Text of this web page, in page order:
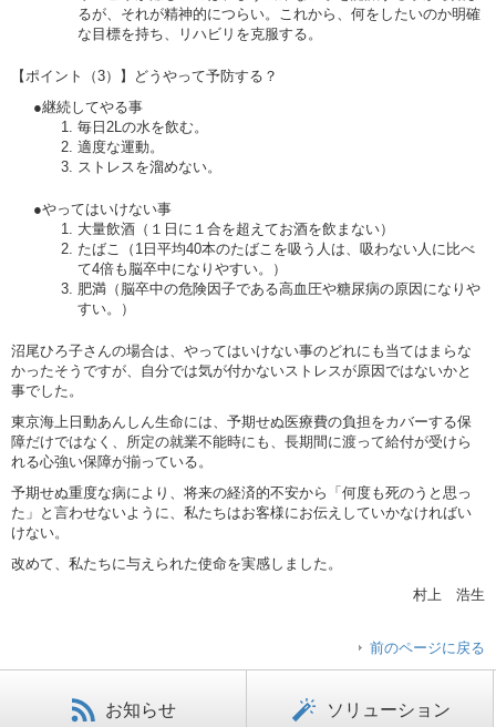
るが、それが精神的につらい。これから、何をしたいのか明確
な目標を持ち、リハビリを克服する。
【ポイント（3）】どうやって予防する？
●継続してやる事
毎日2Lの水を飲む。
適度な運動。
ストレスを溜めない。
●やってはいけない事
大量飲酒（１日に１合を超えてお酒を飲まない）
たばこ（1日平均40本のたばこを吸う人は、吸わない人に比べ
て4倍も脳卒中になりやすい。）
肥満（脳卒中の危険因子である高血圧や糖尿病の原因になりや
すい。）
沼尾ひろ子さんの場合は、やってはいけない事のどれにも当てはまらな
かったそうですが、自分では気が付かないストレスが原因ではないかと
事でした。
東京海上日動あんしん生命には、予期せぬ医療費の負担をカバーする保
障だけではなく、所定の就業不能時にも、長期間に渡って給付が受けら
れる心強い保障が揃っている。
予期せぬ重度な病により、将来の経済的不安から「何度も死のうと思っ
た」と言わせないように、私たちはお客様にお伝えしていかなければい
けない。
改めて、私たちに与えられた使命を実感しました。
村上 浩生
前のページに戻る
お知らせ ソリューション